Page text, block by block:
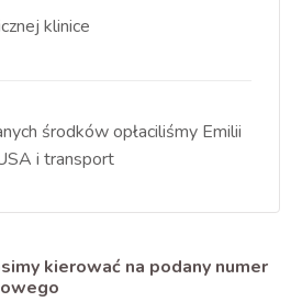
klinice
środków opłaciliśmy Emilii
i transport
kierować na podany numer